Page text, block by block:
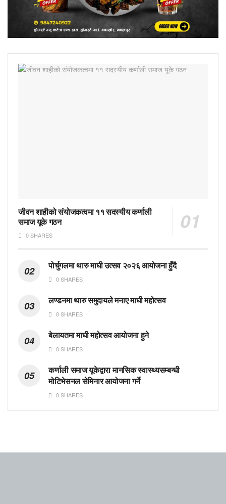
जीवन शाहीको संयोजकत्वमा ११ सदस्यीय कर्णाली
समाज यूके गठन
0 SHARES
पोर्चुगलमा थारु माघी उत्सव २०२६ आयोजना हुँदै
0 SHARES
लण्डनमा थारु समुदायले मनाए माघी महोत्सव
0 SHARES
बेलायतमा माघी महोत्सव आयोजना हुने
0 SHARES
कर्णाली समाज यूकेद्वारा मानसिक स्वास्थ्यसम्बन्धी
मोटिभेसनल सेमिनार आयोजना गर्ने
0 SHARES